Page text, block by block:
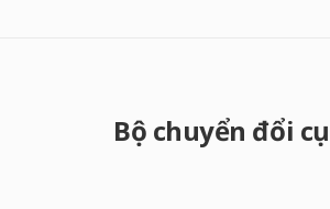
Bộ chuyển đổi